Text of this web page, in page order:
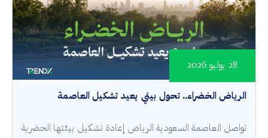
الرياض الخضراء.. تحول بيئي يعيد تشكيل العاصمة
28 يوليو 2026
تواصل العاصمة السعودية الرياض إعادة تشكيل بيئتها الحضرية